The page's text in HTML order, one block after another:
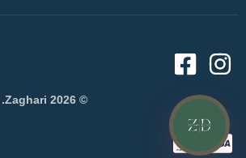
© 2026 Zaghari. جميع الحقوق محفوظة.